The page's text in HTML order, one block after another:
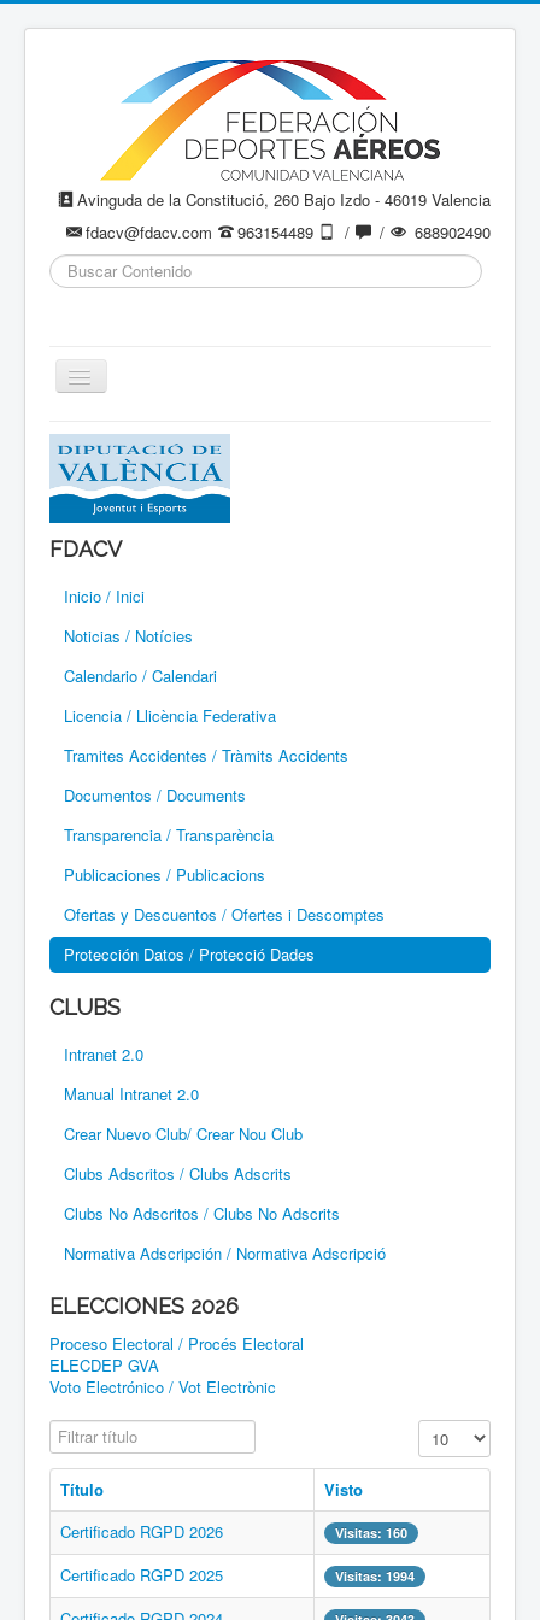
Avinguda de la Constitució, 260 Bajo Izdo - 46019 Valencia
fdacv@fdacv.com
963154489 / /
688902490
Buscar...
Cambiar
navegación
Aeromodelismo / Aeromodelisme
Ala Delta
Paracaidismo / Paracaigudisme
Parapente / Parapent
Ultraligeros / Ultralleugers
Vuelo Con Motor / Vol Amb Motor
FDACV
Inicio / Inici
Noticias / Notícies
Calendario / Calendari
Licencia / Llicència Federativa
Tramites Accidentes / Tràmits Accidents
Documentos / Documents
Transparencia / Transparència
Publicaciones / Publicacions
Ofertas y Descuentos / Ofertes i Descomptes
Protección Datos / Protecció Dades
CLUBS
Intranet 2.0
Manual Intranet 2.0
Crear Nuevo Club/ Crear Nou Club
Clubs Adscritos / Clubs Adscrits
Clubs No Adscritos / Clubs No Adscrits
Normativa Adscripción / Normativa Adscripció
ELECCIONES 2026
Proceso Electoral / Procés Electoral
ELECDEP GVA
Voto Electrónico / Vot Electrònic
Filtrar título
Cantidad a
Título
Visto
Certificado RGPD 2026
Visitas: 160
Certificado RGPD 2025 Visitas: 1994